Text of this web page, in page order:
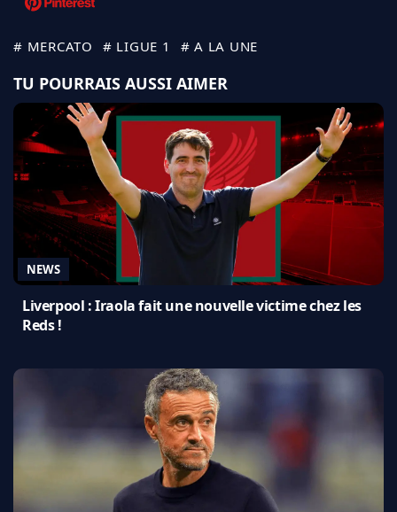
# MERCATO # LIGUE 1 # A LA UNE
TU POURRAIS AUSSI AIMER
NEWS
Liverpool : Iraola fait une nouvelle victime chez les
Reds !